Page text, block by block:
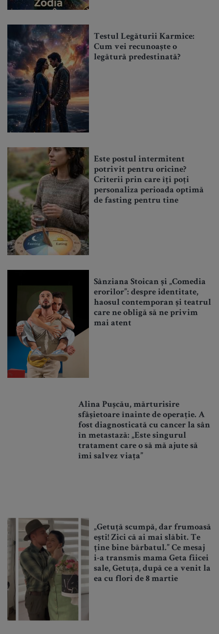
Testul Legăturii Karmice:
Cum vei recunoaște o
legătură predestinată?
Este postul intermitent
potrivit pentru oricine?
Criterii prin care îți poți
personaliza perioada optimă
de fasting pentru tine
Sânziana Stoican și „Comedia
erorilor”: despre identitate,
haosul contemporan și teatrul
care ne obligă să ne privim
mai atent
Alina Pușcău, mărturisire
sfâșietoare înainte de operație. A
fost diagnosticată cu cancer la sân
în metastază: „Este singurul
tratament care o să mă ajute să
îmi salvez viața”
„Getuță scumpă, dar frumoasă
ești! Zici că ai mai slăbit. Te
ține bine bărbatul.” Ce mesaj
i-a transmis mama Geta fiicei
sale, Getuța, după ce a venit la
ea cu flori de 8 martie